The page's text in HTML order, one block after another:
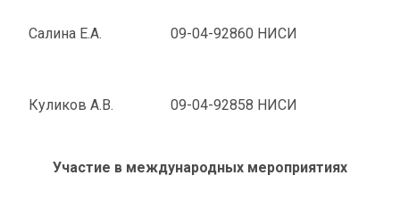
Салина Е.А. 09-04-92860 НИСИ
Куликов А.В. 09-04-92858 НИСИ
Участие в международных мероприятиях